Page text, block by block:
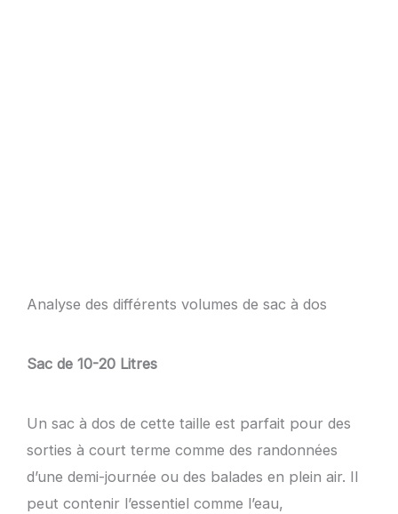
Analyse des différents volumes de sac à dos
Sac de 10-20 Litres
Un sac à dos de cette taille est parfait pour des
sorties à court terme comme des randonnées
d’une demi-journée ou des balades en plein air. Il
peut contenir l’essentiel comme l’eau,